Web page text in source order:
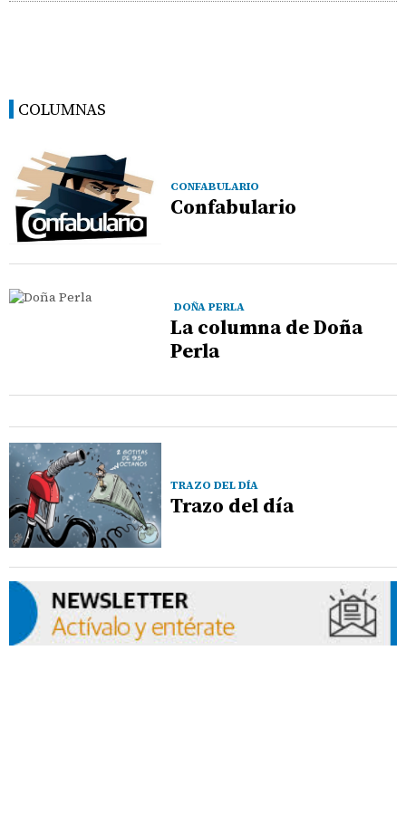
COLUMNAS
CONFABULARIO
Confabulario
DOÑA PERLA
La columna de Doña
Perla
TRAZO DEL DÍA
Trazo del día